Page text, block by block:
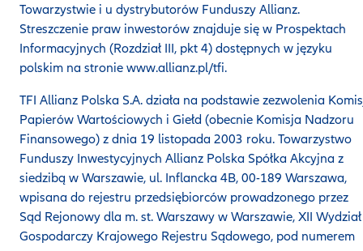
Towarzystwie i u dystrybutorów Funduszy Allianz.
Streszczenie praw inwestorów znajduje się w Prospektach
Informacyjnych (Rozdział III, pkt 4) dostępnych w języku
polskim na stronie www.allianz.pl/tfi.
TFI Allianz Polska S.A. działa na podstawie zezwolenia
Papierów Wartościowych i Giełd (obecnie Komisja Nadzoru
Finansowego) z dnia 19 listopada 2003 roku. Towarzystwo
Funduszy Inwestycyjnych Allianz Polska Spółka Akcyjna z
siedzibą w Warszawie, ul. Inflancka 4B, 00-189 Warszawa,
wpisana do rejestru przedsiębiorców prowadzonego przez
Sąd Rejonowy dla m. st. Warszawy w Warszawie, XII Wydział
Gospodarczy Krajowego Rejestru Sądowego, pod numerem